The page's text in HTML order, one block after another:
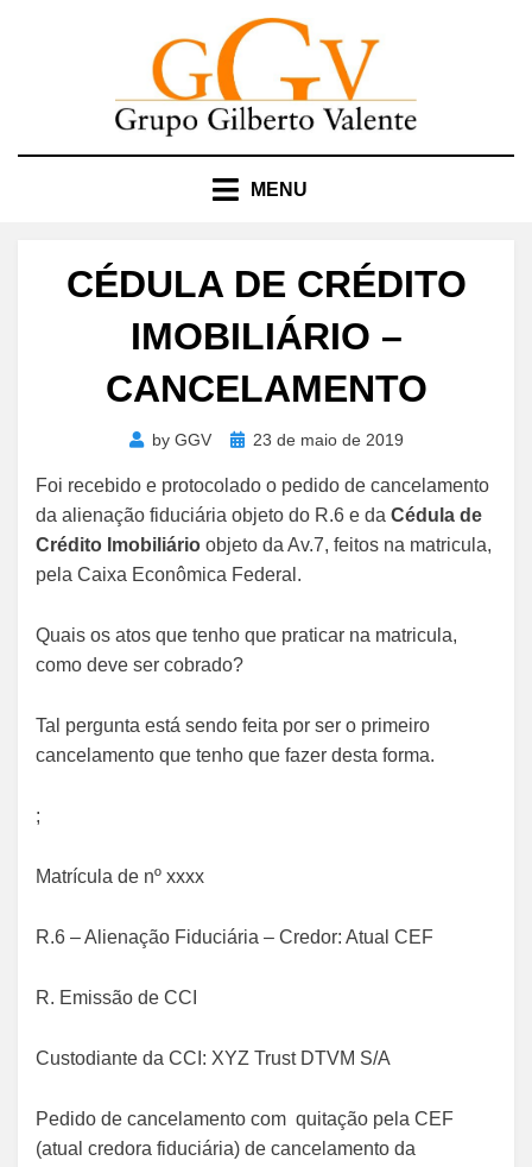
MENU
CÉDULA DE CRÉDITO
IMOBILIÁRIO –
CANCELAMENTO
by GGV
Posted23 de maio de 2019
Foi recebido e protocolado o pedido de cancelamento
da alienação fiduciária objeto do R.6 e da Cédula de
Crédito Imobiliário objeto da Av.7, feitos na matricula,
pela Caixa Econômica Federal.
Quais os atos que tenho que praticar na matricula,
como deve ser cobrado?
Tal pergunta está sendo feita por ser o primeiro
cancelamento que tenho que fazer desta forma.
;
Matrícula de nº xxxx
R.6 – Alienação Fiduciária – Credor: Atual CEF
R. Emissão de CCI
Custodiante da CCI: XYZ Trust DTVM S/A
Pedido de cancelamento com quitação pela CEF
(atual credora fiduciária) de cancelamento da